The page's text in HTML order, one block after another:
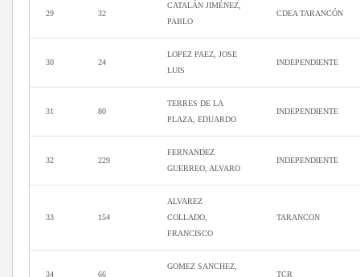
29 32
CATALÁN JIMÉNEZ,
PABLO
CDEA TARANCÓN
30 24
LOPEZ PAEZ, JOSE
LUIS
INDEPENDIENTE
31 80
TERRES DE LA
PLAZA, EDUARDO
INDEPENDIENTE
32 229
FERNANDEZ
GUERREO, ALVARO
INDEPENDIENTE
33 154
ALVAREZ
COLLADO,
FRANCISCO
TARANCON
34 66
GOMEZ SANCHEZ,
TCR